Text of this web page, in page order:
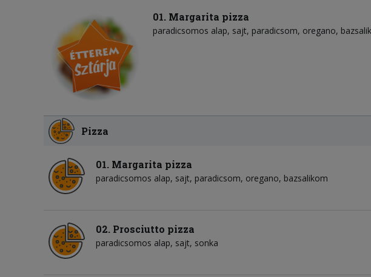
01. Margarita pizza
paradicsomos alap sajt paradicsom oregano
Pizza
01. Margarita pizza
paradicsomos alap sajt paradicsom oregano bazsalikom
02. Prosciutto pizza
paradicsomos alap sajt sonka